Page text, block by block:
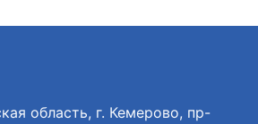
область, г. Кемерово, пр-